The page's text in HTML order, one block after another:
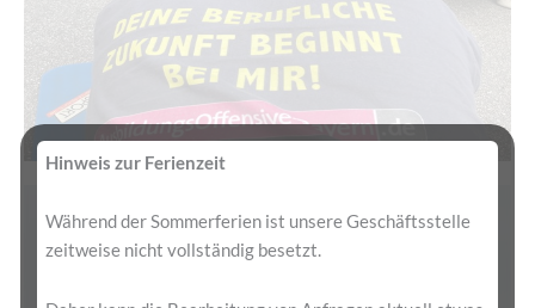
Hinweis zur Ferienzeit
Während der Sommerferien ist unsere Geschäftsstelle
zeitweise nicht vollständig besetzt.